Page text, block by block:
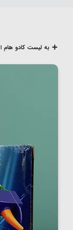
به لیست کادو هام